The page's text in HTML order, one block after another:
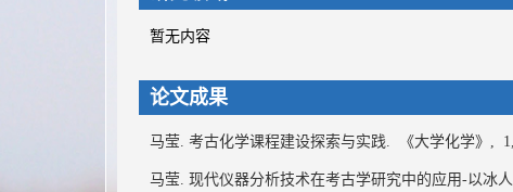
暂无内容
论文成果
马莹. 考古化学课程建设探索与实践. 《大学化学》, 1,
马莹. 现代仪器分析技术在考古学研究中的应用-以冰